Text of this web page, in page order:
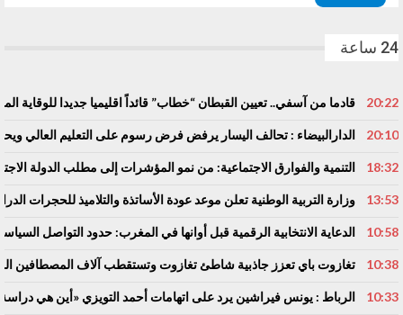
24 ساعة
20:22 قادما من آسفي.. تعيين القبطان “خطاب” قائداً اقليميا جديدا للوقاية
20:10 الدارالبيضاء : تحالف اليسار يرفض فرض رسوم على التعليم العالي
18:32 التنمية والفوارق الاجتماعية: من نمو المؤشرات إلى مطلب الدولة
13:53 وزارة التربية الوطنية تعلن موعد عودة الأساتذة والتلاميذ للحجرات
10:58 الدعاية الانتخابية الرقمية قبل أوانها في المغرب: حدود التواصل
10:38 تغازوت باي تعزز جاذبية شاطئ تغازوت وتستقطب آلاف المصطافين
10:33 الرباط : يونس فيراشين يرد على اتهامات أحمد التويزي «أين هي دراسة الـ70% التي تدين نساء ورجال